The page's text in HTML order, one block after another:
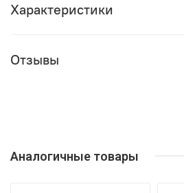
Характеристики
Отзывы
Аналогичные товары